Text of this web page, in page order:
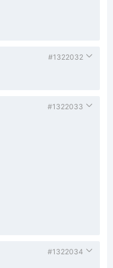
#1322032
#1322033
#1322034